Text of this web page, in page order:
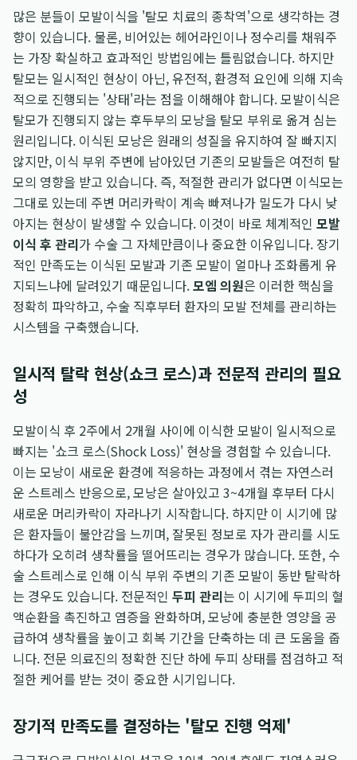
많은 분들이 모발이식을 '탈모 치료의 종착역'으로 생각하는 경
향이 있습니다. 물론, 비어있는 헤어라인이나 정수리를 채워주
는 가장 확실하고 효과적인 방법임에는 틀림없습니다. 하지만
탈모는 일시적인 현상이 아닌, 유전적, 환경적 요인에 의해 지속
적으로 진행되는 '상태'라는 점을 이해해야 합니다. 모발이식은
탈모가 진행되지 않는 후두부의 모낭을 탈모 부위로 옮겨 심는
원리입니다. 이식된 모낭은 원래의 성질을 유지하여 잘 빠지지
않지만, 이식 부위 주변에 남아있던 기존의 모발들은 여전히 탈
모의 영향을 받고 있습니다. 즉, 적절한 관리가 없다면 이식모는
그대로 있는데 주변 머리카락이 계속 빠져나가 밀도가 다시 낮
아지는 현상이 발생할 수 있습니다. 이것이 바로 체계적인 모발
이식 후 관리가 수술 그 자체만큼이나 중요한 이유입니다. 장기
적인 만족도는 이식된 모발과 기존 모발이 얼마나 조화롭게 유
지되느냐에 달려있기 때문입니다.모엠 의원은 이러한 핵심을
정확히 파악하고, 수술 직후부터 환자의 모발 전체를 관리하는
시스템을 구축했습니다.
일시적 탈락 현상(쇼크 로스)과 전문적 관리의 필요
성
모발이식 후 2주에서 2개월 사이에 이식한 모발이 일시적으로
빠지는 '쇼크 로스(Shock Loss)' 현상을 경험할 수 있습니다.
이는 모낭이 새로운 환경에 적응하는 과정에서 겪는 자연스러
운 스트레스 반응으로, 모낭은 살아있고 3~4개월 후부터 다시
새로운 머리카락이 자라나기 시작합니다. 하지만 이 시기에 많
은 환자들이 불안감을 느끼며, 잘못된 정보로 자가 관리를 시도
하다가 오히려 생착률을 떨어뜨리는 경우가 많습니다. 또한, 수
술 스트레스로 인해 이식 부위 주변의 기존 모발이 동반 탈락하
는 경우도 있습니다. 전문적인 두피 관리는 이 시기에 두피의 혈
액순환을 촉진하고 염증을 완화하며, 모낭에 충분한 영양을 공
급하여 생착률을 높이고 회복 기간을 단축하는 데 큰 도움을 줍
니다. 전문 의료진의 정확한 진단 하에 두피 상태를 점검하고 적
절한 케어를 받는 것이 중요한 시기입니다.
장기적 만족도를 결정하는 '탈모 진행 억제'